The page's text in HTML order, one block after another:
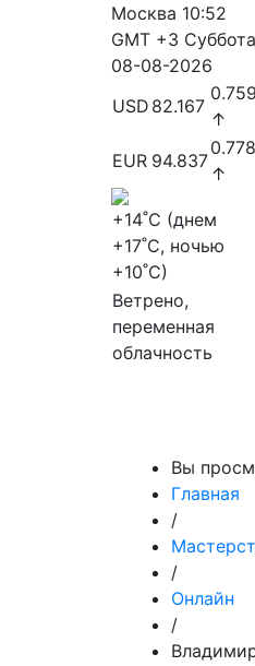
Москва 10:52
GMT +3 Суббота
08-08-2026
USD 82.167
0.759
↑
EUR 94.837
0.778
↑
+14˚C (днем
+17˚C, ночью
+10˚C)
Ветрено,
переменная
облачность
Вы
Главная
/
/
Онлайн
/